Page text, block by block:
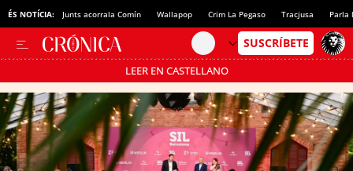
ÉS NOTÍCIA: Junts acorrala Comín Wallapop Crim La Pegaso Tracjusa Parla
LEER EN CASTELLANO
Passa’t al mode estalvi